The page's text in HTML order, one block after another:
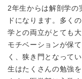
2年生からは解剖学の
ドになります。多く
学との両立がとても
モチベーションが保
く、狭き門となって
生はたくさんの勉強